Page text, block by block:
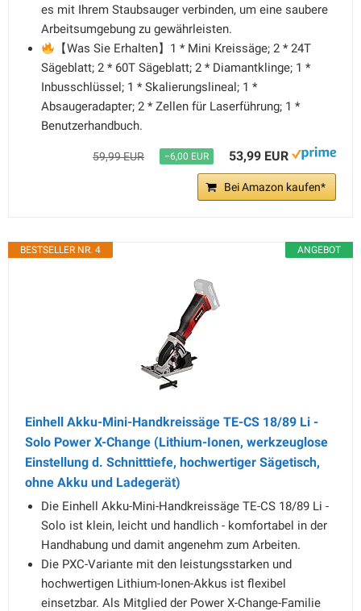
es mit Ihrem Staubsauger verbinden, um eine saubere
Arbeitsumgebung zu gewährleisten.
【Was Sie Erhalten】1 * Mini Kreissäge; 2 * 24T
Sägeblatt; 2 * 60T Sägeblatt; 2 * Diamantklinge; 1 *
Inbusschlüssel; 1 * Skalierungslineal; 1 *
Absaugeradapter; 2 * Zellen für Laserführung; 1 *
Benutzerhandbuch.
59,99 EUR −6,00 EUR 53,99 EUR
Bei Amazon kaufen*
ANGEBOT
BESTSELLER NR. 4
Einhell Akku-Mini-Handkreissäge TE-CS 18/89 Li -
Solo Power X-Change (Lithium-Ionen, werkzeuglose
Einstellung d. Schnitttiefe, hochwertiger Sägetisch,
ohne Akku und Ladegerät)
Die Einhell Akku-Mini-Handkreissäge TE-CS 18/89 Li -
Solo ist klein, leicht und handlich - komfortabel in der
Handhabung und damit angenehm zum Arbeiten.
Die PXC-Variante mit den leistungsstarken und
hochwertigen Lithium-Ionen-Akkus ist flexibel
einsetzbar. Als Mitglied der Power X-Change-Familie